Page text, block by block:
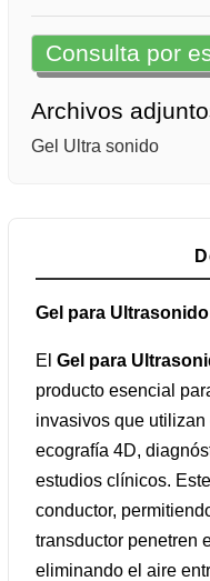
Consulta por
Archivos
Gel Ultra sonido
Gel para
El Gel para
producto esencial
invasivos que
ecografía 4D,
estudios clínicos.
conductor,
transductor penetren
eliminando el aire